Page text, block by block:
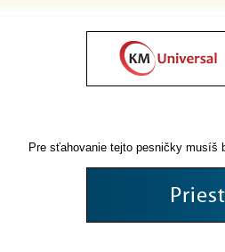
Pre sťahovanie tejto pesničky musíš